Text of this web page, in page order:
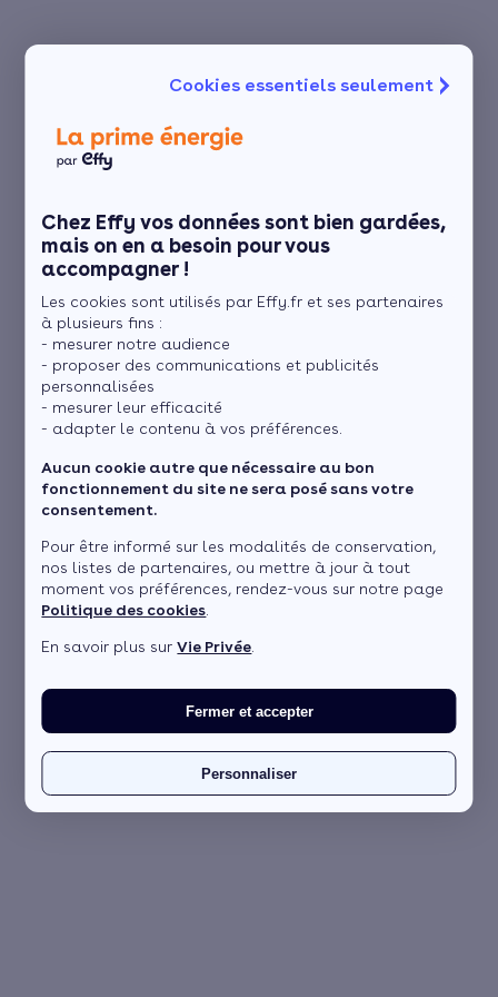
Cookies essentiels seulement
Chez Effy vos données sont bien gardées,
mais on en a besoin pour vous
accompagner !
Les cookies sont utilisés par Effy.fr et ses partenaires
à plusieurs fins :
- mesurer notre audience
- proposer des communications et publicités
personnalisées
- mesurer leur efficacité
- adapter le contenu à vos préférences.
Aucun cookie autre que nécessaire au bon
fonctionnement du site ne sera posé sans votre
consentement.
Pour être informé sur les modalités de conservation,
nos listes de partenaires, ou mettre à jour à tout
moment vos préférences, rendez-vous sur notre page
Politique des cookies
En savoir plus surVie Privée
Fermer et accepter
Personnaliser